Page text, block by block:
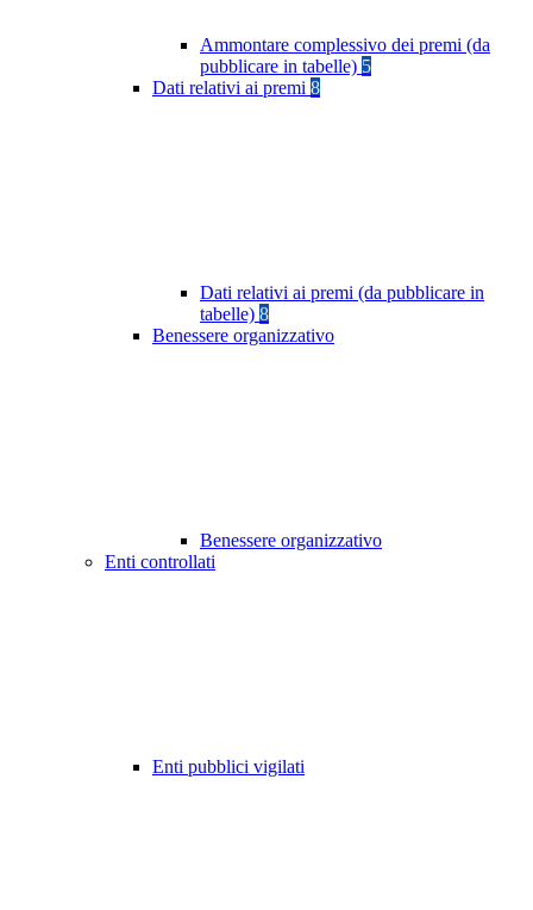
Ammontare complessivo dei premi (da
pubblicare in tabelle) 5
Dati relativi ai premi 8
Dati relativi ai premi (da pubblicare in
tabelle) 8
Benessere organizzativo
Benessere organizzativo
Enti controllati
Enti pubblici vigilati